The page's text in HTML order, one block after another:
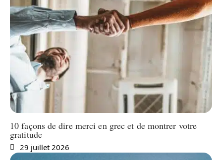
10 façons de dire merci en grec et de montrer votre
gratitude
29 juillet 2026